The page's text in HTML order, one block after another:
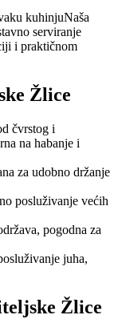
kuhinjuNaša
serviranje
i praktičnom
Žlice
čvrstog i
na habanje i
za udobno držanje
posluživanje većih
pogodna za
juha,
Žlice